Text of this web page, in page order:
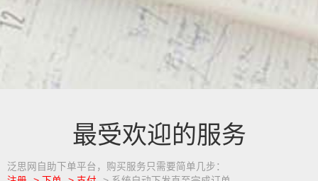
最受欢迎的服务
泛思网自助下单平台，购买服务只需要简单几步：